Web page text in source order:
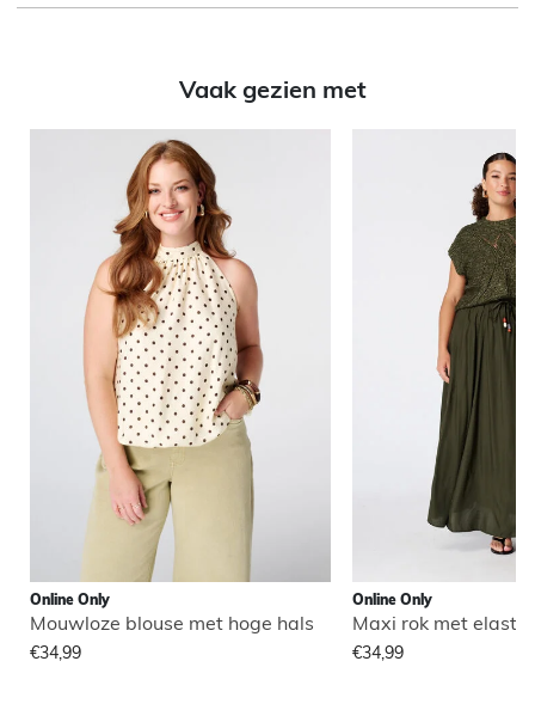
Vaak gezien met
Online Only
Mouwloze blouse met hoge hals
€34,99
Online Only
Maxi rok met
€34,99